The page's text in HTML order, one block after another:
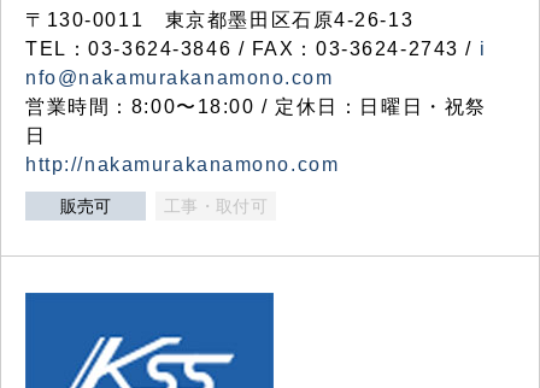
〒130-0011 東京都墨田区石原4-26-13
TEL：03-3624-3846 / FAX：03-3624-2743 / i
nfo@nakamurakanamono.com
営業時間：8:00〜18:00 / 定休日：日曜日・祝祭
日
http://nakamurakanamono.com
販売可 工事・取付可